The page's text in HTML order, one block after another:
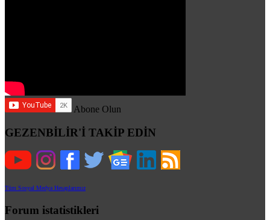
Abone Olun
GEZENBİLİR'İ TAKİP EDİN
Tüm Sosyal Medya Hesaplarımız
Forum istatistikleri